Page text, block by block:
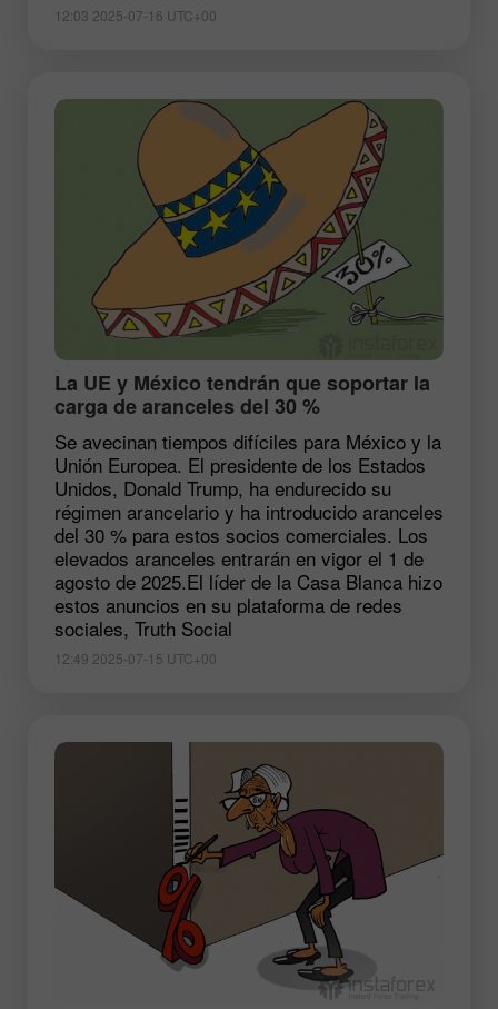
12:03 2025-07-16 UTC+00
​La UE y México tendrán que soportar la
carga de aranceles del 30 %
Se avecinan tiempos difíciles para México y la
Unión Europea. El presidente de los Estados
Unidos, Donald Trump, ha endurecido su
régimen arancelario y ha introducido aranceles
del 30 % para estos socios comerciales. Los
elevados aranceles entrarán en vigor el 1 de
agosto de 2025.El líder de la Casa Blanca hizo
estos anuncios en su plataforma de redes
sociales, Truth Social
12:49 2025-07-15 UTC+00